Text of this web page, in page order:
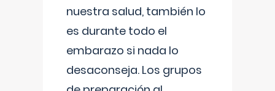
nuestra salud, también lo
es durante todo el
embarazo si nada lo
desaconseja. Los grupos